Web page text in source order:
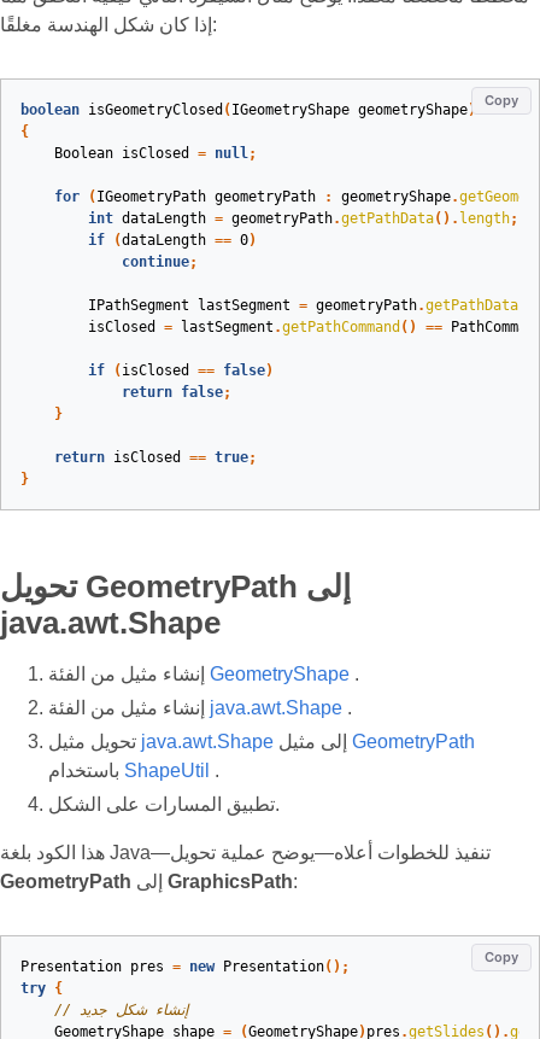
إذا كان شكل الهندسة مغلقًا:
Copy
boolean isGeometryClosed ( IGeometryShape geometryShape)
{
Boolean isClosed = null;
for ( IGeometryPath geometryPath : geometryShape.
int dataLength = geometryPath.getPathData(). length;
if
(dataLength == 0)
continue;
IPathSegment lastSegment = geometryPath.getPathData
isClosed
= lastSegment .getPathCommand () ==
if ( isClosed == false)
return false;
}
return isClosed == true;
}
تحويل GeometryPath إلى
java.awt.Shape
GeometryShape .
java.awt.Shape .
java.awt.Shape
GeometryPath
ShapeUtil .
تطبيق المسارات على الشكل.
هذا الكود بلغة Java—تنفيذ للخطوات أعلاه—يوضح عملية تحويل
GeometryPath
GraphicsPath:
Copy
Presentation pres = new Presentation();
try {
// إنشاء شكل جديد
GeometryShape shape = (GeometryShape) pres .getSlides ().